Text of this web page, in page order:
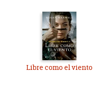
Libre como el viento